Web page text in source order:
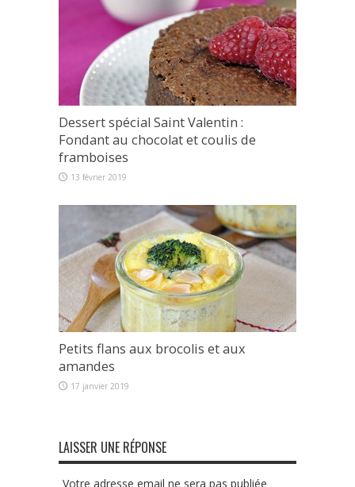
Dessert spécial Saint Valentin :
Fondant au chocolat et coulis de
framboises
13 février 2019
Petits flans aux brocolis et aux
amandes
17 janvier 2019
LAISSER UNE RÉPONSE
Votre adresse email ne sera pas publiée